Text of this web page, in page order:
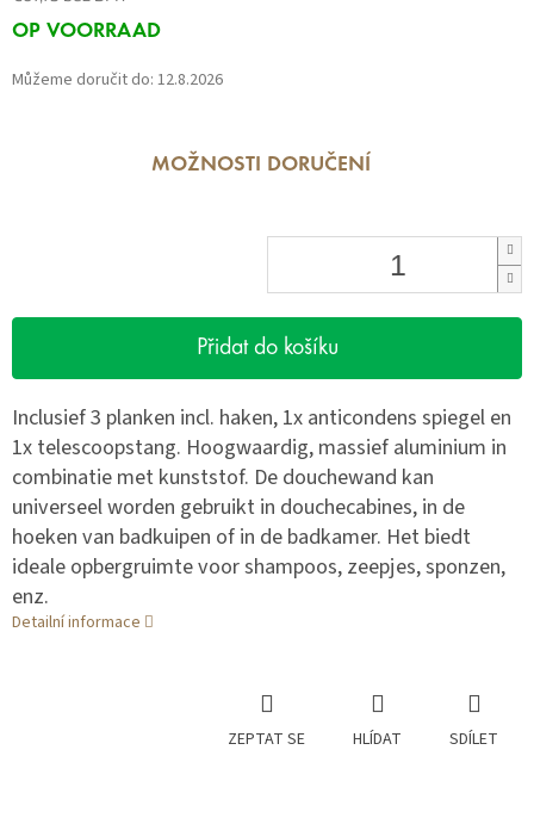
Měrná
OP VOORRAAD
Můžeme doručit do: 12.8.2026
MOŽNOSTI DORUČENÍ
Přidat do košíku
Inclusief 3 planken incl. haken, 1x anticondens spiegel en
1x telescoopstang. Hoogwaardig, massief aluminium in
combinatie met kunststof. De douchewand kan
universeel worden gebruikt in douchecabines, in de
hoeken van badkuipen of in de badkamer. Het biedt
ideale opbergruimte voor shampoos, zeepjes, sponzen,
enz.
Detailní informace
ZEPTAT SE HLÍDAT SDÍLET